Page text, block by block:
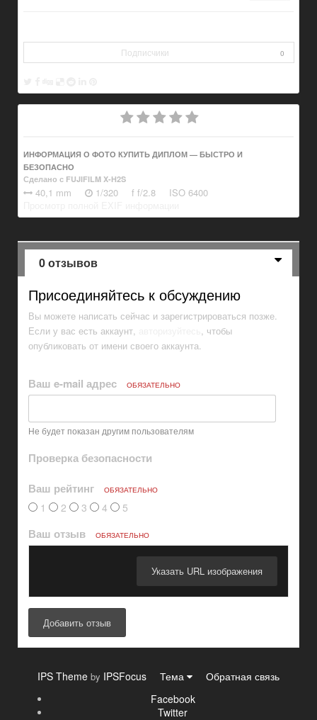
Подписчики 0
ИНФОРМАЦИЯ О ФОТО КУПИТЬ ДИПЛОМ — БЫСТРО И
БЕЗОПАСНО
Сделано с FUJIFILM X-H2S
40,1 mm 1/320 f f/2.8 ISO 6400
0 отзывов
Присоединяйтесь к обсуждению
Вы можете написать сейчас и зарегистрироваться позже.
Если у вас есть аккаунт,
, чтобы
опубликовать от имени своего аккаунта.
Ваш e-mail адрес ОБЯЗАТЕЛЬНО
Не будет показан другим пользователям
Проверка безопасности
Ваш рейтинг
ОБЯЗАТЕЛЬНО
1 2 3 4 5
Ваш отзыв ОБЯЗАТЕЛЬНО
Указать URL изображения
Добавить отзыв
IPS Theme by IPSFocus Тема
Обратная связь
Facebook
Twitter